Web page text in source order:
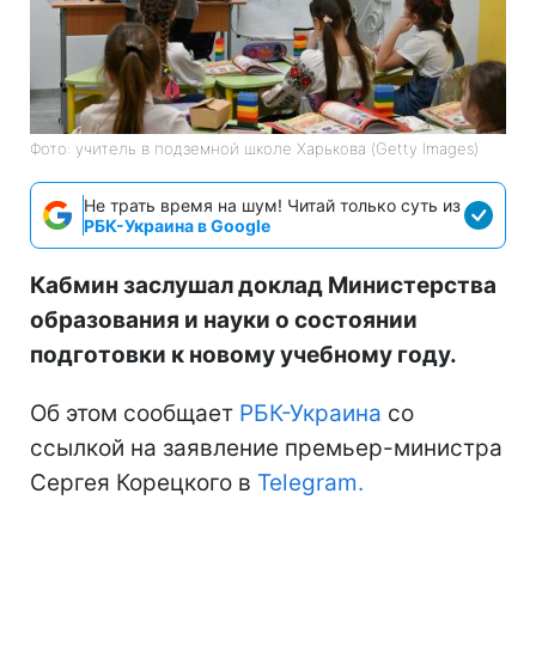
Фото: учитель в подземной школе Харькова (Getty Images)
Не трать время на шум! Читай только суть из
РБК-Украина в Google
Кабмин заслушал доклад Министерства
образования и науки о состоянии
подготовки к новому учебному году.
Об этом сообщает РБК-Украина со
ссылкой на заявление премьер-министра
Сергея Корецкого в Telegram.